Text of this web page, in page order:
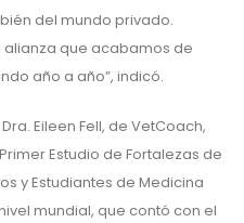
del mundo privado.
alianza que acabamos de
año a año”, indicó.
Eileen Fell, de VetCoach,
Estudio de Fortalezas de
y Estudiantes de Medicina
mundial, que contó con el